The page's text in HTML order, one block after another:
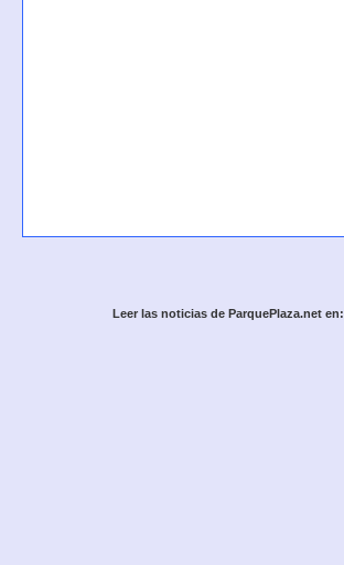
Leer las noticias de ParquePlaza.net en: